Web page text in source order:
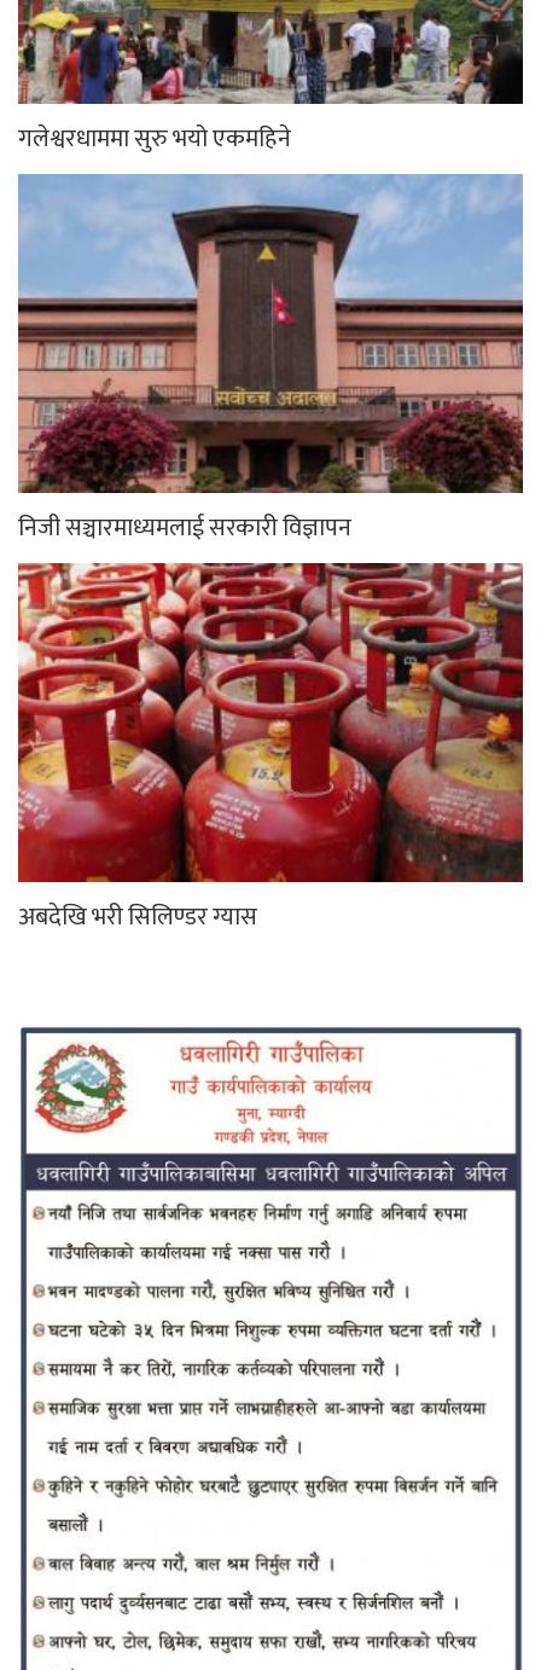
गलेश्वरधाममा सुरु भयो एकमहिने
निजी सञ्चारमाध्यमलाई सरकारी विज्ञापन
अबदेखि भरी सिलिण्डर ग्यास